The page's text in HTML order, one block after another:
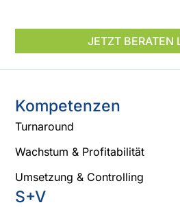
JETZT BERATEN
Kompetenzen
Turnaround
Wachstum & Profitabilität
Umsetzung & Controlling
S+V